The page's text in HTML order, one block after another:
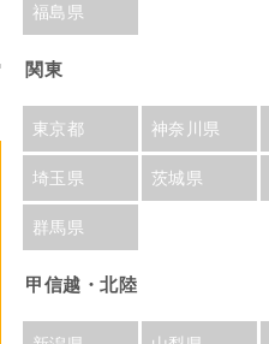
福島県
関東
東京都 神奈川県
埼玉県 茨城県
群馬県
甲信越・北陸